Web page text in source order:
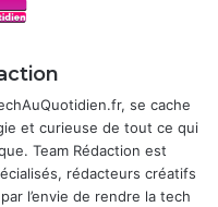
: la tablette haut de
disponible à
se cache
et curieuse de tout ce qui
Team Rédaction est
rédacteurs créatifs
l’envie de rendre la tech